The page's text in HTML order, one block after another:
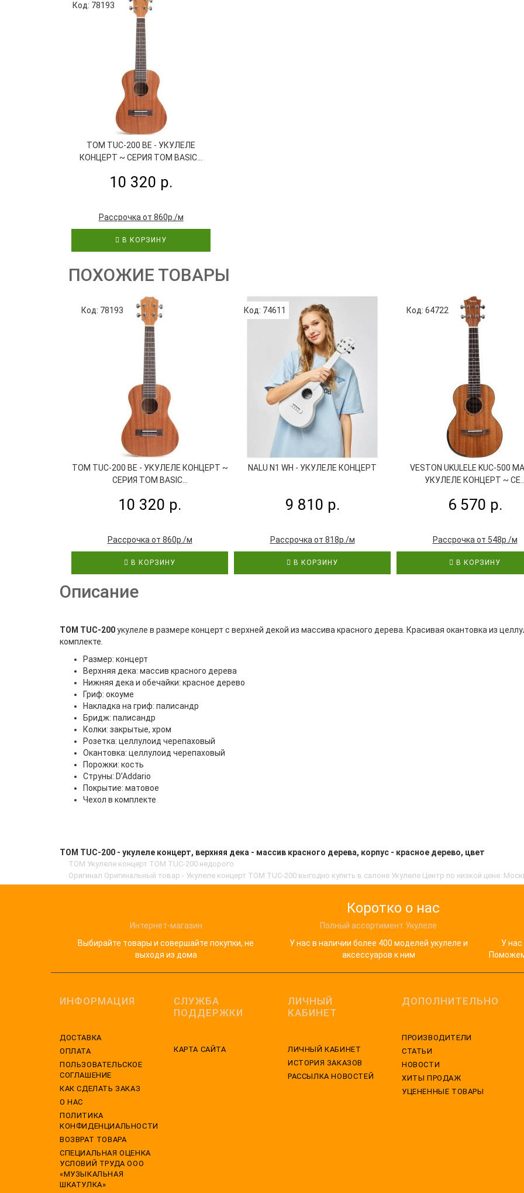
Код: 78193
TOM TUC-200 BE - УКУЛЕЛЕ
КОНЦЕРТ ~ СЕРИЯ TOM BASIC...
10 320 р.
Рассрочка от 860р./м
В КОРЗИНУ
ПОХОЖИЕ ТОВАРЫ
Код: 78193
TOM TUC-200 BE - УКУЛЕЛЕ КОНЦЕРТ ~
СЕРИЯ TOM BASIC...
10 320 р.
Рассрочка от 860р./м
В КОРЗИНУ
Код: 74611
NALU N1 WH - УКУЛЕЛЕ КОНЦЕРТ
9 810 р.
Рассрочка от 818р./м
В КОРЗИНУ
Код: 64722
VESTON UKULELE KUC-500
УКУЛЕЛЕ КОНЦЕРТ ~ СЕ...
6 570 р.
Рассрочка от 548р./м
В КОРЗИНУ
Описание
TOM TUC-200укулеле в размере концерт с верхней декой из массива красного дерева. Красивая окантовка из
комплекте.
Размер: концерт
Верхняя дека: массив красного дерева
Нижняя дека и обечайки: красное дерево
Гриф: окоуме
Накладка на гриф: палисандр
Бридж: палисандр
Колки: закрытые, хром
Розетка: целлулоид черепаховый
Окантовка: целлулоид черепаховый
Порожки: кость
Струны: D’Addario
Покрытие: матовое
Чехол в комплекте
TOM TUC-200 - укулеле концерт, верхняя дека - массив красного дерева, корпус - красное дерево, цвет
TOM Укулеле концерт TOM TUC-200 недорого
Оригинал Оригинальный товар - Укулеле концерт TOM TUC-200 выгодно купить в салоне Укулеле Центр по низкой цене.
Коротко о нас
Интернет-магазин
Выбирайте товары и совершайте покупки, не
выходя из дома
Полный ассортимент Укулеле
У нас в наличии более 400 моделей укулеле и
аксессуаров к ним
У
ИНФОРМАЦИЯ
ДОСТАВКА
ОПЛАТА
ПОЛЬЗОВАТЕЛЬСКОЕ
СОГЛАШЕНИЕ
КАК СДЕЛАТЬ ЗАКАЗ
О НАС
ПОЛИТИКА
КОНФИДЕНЦИАЛЬНОСТИ
ВОЗВРАТ ТОВАРА
CПЕЦИАЛЬНАЯ ОЦЕНКА
УСЛОВИЙ ТРУДА ООО
«МУЗЫКАЛЬНАЯ
ШКАТУЛКА»
СЛУЖБА
ПОДДЕРЖКИ
КАРТА САЙТА
ЛИЧНЫЙ
КАБИНЕТ
ЛИЧНЫЙ КАБИНЕТ
ИСТОРИЯ ЗАКАЗОВ
РАССЫЛКА НОВОСТЕЙ
ДОПОЛНИТЕЛЬНО
ПРОИЗВОДИТЕЛИ
СТАТЬИ
НОВОСТИ
ХИТЫ ПРОДАЖ
УЦЕНЕННЫЕ ТОВАРЫ